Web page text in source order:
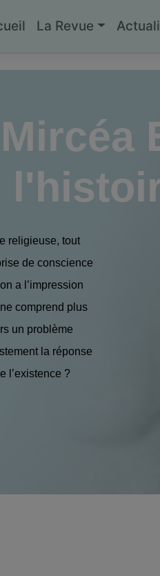
La Revue
religieuse, tout
de conscience
a l’impression
comprend plus
un problème
la réponse
l’existence ?